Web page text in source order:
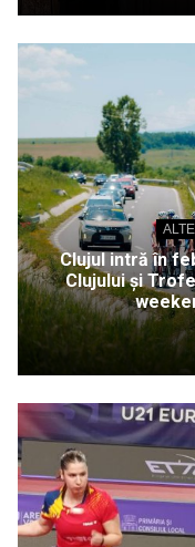
Clujul intră în
Clujului și